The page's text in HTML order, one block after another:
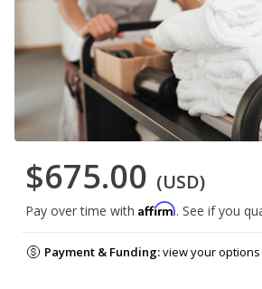
$675.00 (USD)
Pay over time with Affirm. See if you
Payment & Funding:view your options